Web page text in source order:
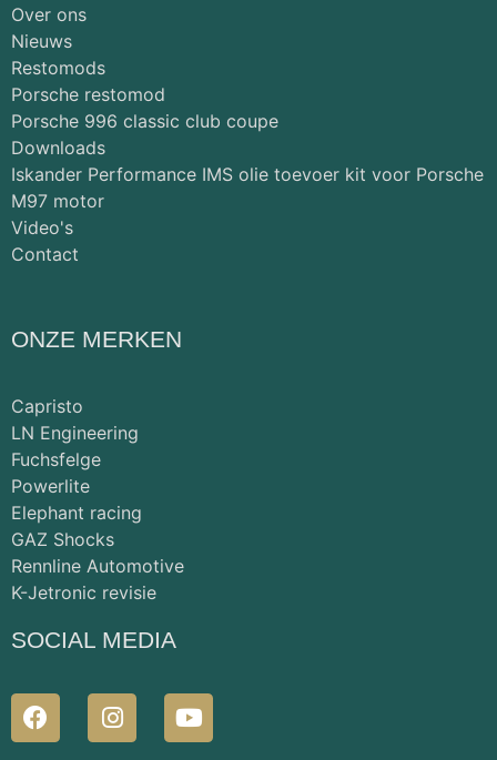
Over ons
Nieuws
Restomods
Porsche restomod
Porsche 996 classic club coupe
Downloads
Iskander Performance IMS olie toevoer kit voor Porsche
M97 motor
Video's
Contact
ONZE MERKEN
Capristo
LN Engineering
Fuchsfelge
Powerlite
Elephant racing
GAZ Shocks
Rennline Automotive
K-Jetronic revisie
SOCIAL MEDIA